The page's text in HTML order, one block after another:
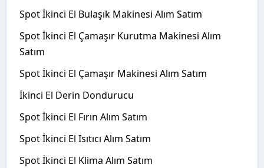
Spot İkinci El Bulaşık Makinesi Alım Satım
Spot İkinci El Çamaşır Kurutma Makinesi Alım
Satım
Spot İkinci El Çamaşır Makinesi Alım Satım
İkinci El Derin Dondurucu
Spot İkinci El Fırın Alım Satım
Spot İkinci El Isıtıcı Alım Satım
Spot İkinci El Klima Alım Satım